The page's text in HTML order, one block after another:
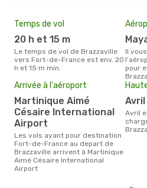
Temps de vol
20 h et 15 m
Le temps de vol de Brazzaville
vers Fort-de-France est env. 20
h et 15 m min.
Il vous faudra rejoindre
pour
Arrivée à l'aéroport
Martinique Aimé
Césaire International
Airport
Les vols ayant pour destination
Fort-de-France au depart de
Brazzaville arrivent à Martinique
Aimé Césaire International
Airport
avril
avril est la période la plus